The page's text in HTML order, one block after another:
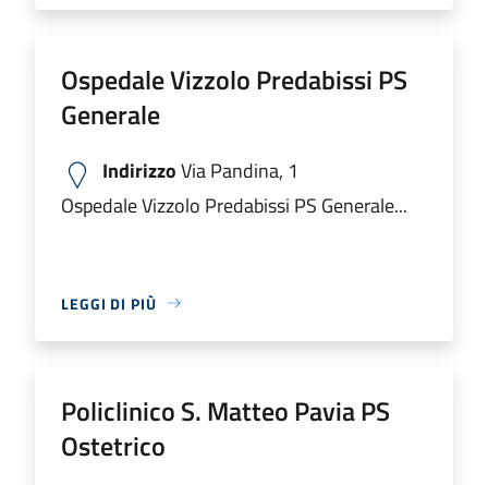
Ospedale Vizzolo Predabissi PS
Generale
IndirizzoVia Pandina, 1
Ospedale Vizzolo Predabissi PS Generale...
LEGGI DI PIÙ
Policlinico S. Matteo Pavia PS
Ostetrico